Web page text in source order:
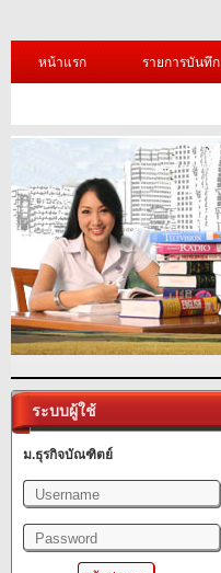
หน้าแรก รายการบันทึก
ระบบผู้ใช้
ม.ธุรกิจบัณฑิตย์